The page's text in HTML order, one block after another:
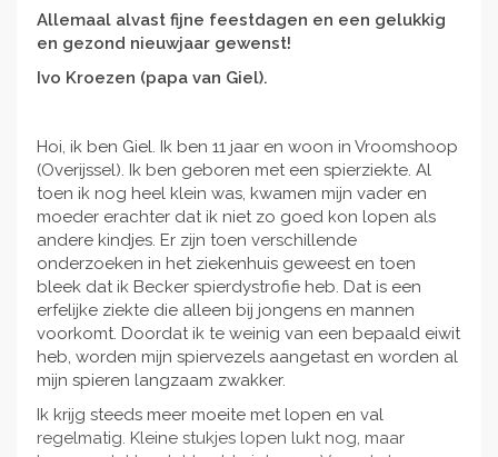
Allemaal alvast fijne feestdagen en een gelukkig
en gezond nieuwjaar gewenst!
Ivo Kroezen (papa van Giel).
Hoi, ik ben Giel. Ik ben 11 jaar en woon in Vroomshoop
(Overijssel). Ik ben geboren met een spierziekte. Al
toen ik nog heel klein was, kwamen mijn vader en
moeder erachter dat ik niet zo goed kon lopen als
andere kindjes. Er zijn toen verschillende
onderzoeken in het ziekenhuis geweest en toen
bleek dat ik Becker spierdystrofie heb. Dat is een
erfelijke ziekte die alleen bij jongens en mannen
voorkomt. Doordat ik te weinig van een bepaald eiwit
heb, worden mijn spiervezels aangetast en worden al
mijn spieren langzaam zwakker.
Ik krijg steeds meer moeite met lopen en val
regelmatig. Kleine stukjes lopen lukt nog, maar